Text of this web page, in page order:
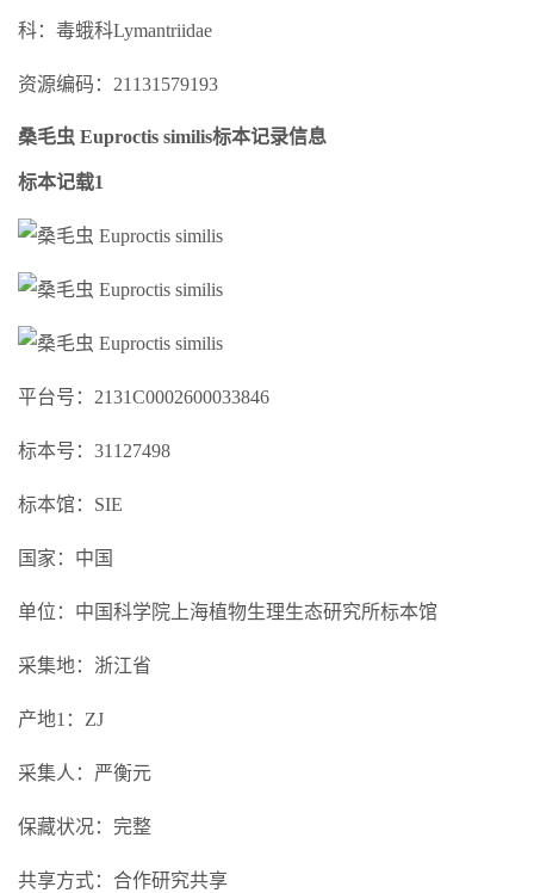
科：毒蛾科Lymantriidae
资源编码：21131579193
桑毛虫 Euproctis similis标本记录信息
标本记载1
平台号：2131C0002600033846
标本号：31127498
标本馆：SIE
国家：中国
单位：中国科学院上海植物生理生态研究所标本馆
采集地：浙江省
产地1：ZJ
采集人：严衡元
保藏状况：完整
共享方式：合作研究共享